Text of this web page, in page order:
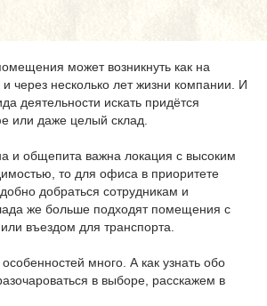
может возникнуть как на
и через несколько лет жизни компании. И
деятельности искать придётся
или даже целый склад.
и общепита важна локация с высоким
то для офиса в приоритете
добраться сотрудникам и
же больше подходят помещения с
въездом для транспорта.
много. А как узнать обо
в выборе, расскажем в